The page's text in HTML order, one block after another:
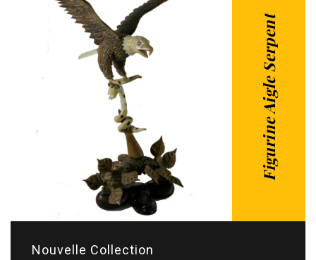
Figurine Aigle Serpent
Nouvelle Collection